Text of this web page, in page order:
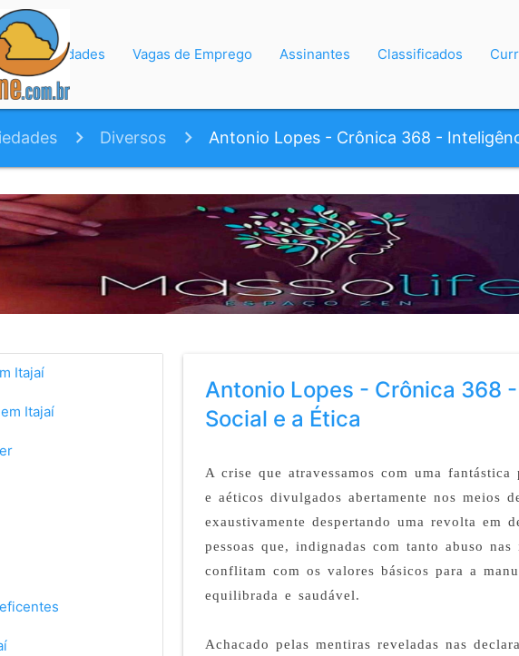
Variedades Vagas de Emprego Assinantes Classificados
Diversos Antonio Lopes - Crônica 368 -
Itajaí
Itajaí
Antonio Lopes - Crônica 368
Social e a Ética
A crise que atravessamos com uma
e aéticos divulgados abertamente nos meios
exaustivamente despertando uma revolta em
pessoas que, indignadas com tanto abuso
conflitam com os valores básicos para a
equilibrada e saudável.
Achacado pelas mentiras reveladas nas